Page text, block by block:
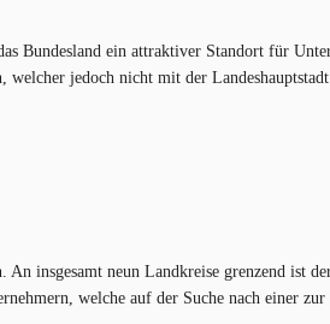
Bundesland ein attraktiver Standort für
jedoch nicht mit der
insgesamt neun Landkreise grenzend ist
welche auf der Suche nach einer